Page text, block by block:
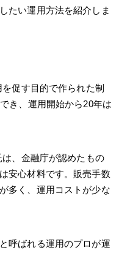
たい運用方法を紹介しま
促す目的で作られた制
き、運用開始から20年は
、金融庁が認めたもの
安心材料です。販売手数
多く、運用コストが少な
呼ばれる運用のプロが運